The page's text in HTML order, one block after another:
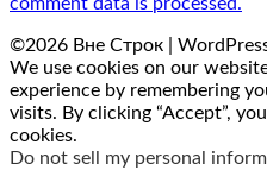
comment data is processed.
©2026 Вне Строк |
We use cookies on our
experience by remembering
visits. By clicking “Accept”,
cookies.
Do not sell my personal